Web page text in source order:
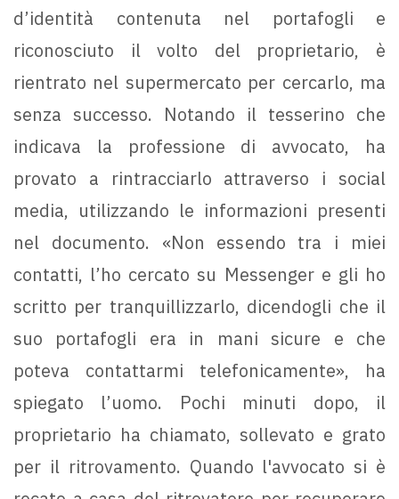
d’identità contenuta nel portafogli e
riconosciuto il volto del proprietario, è
rientrato nel supermercato per cercarlo, ma
senza successo. Notando il tesserino che
indicava la professione di avvocato, ha
provato a rintracciarlo attraverso i social
media, utilizzando le informazioni presenti
nel documento. «Non essendo tra i miei
contatti, l’ho cercato su Messenger e gli ho
scritto per tranquillizzarlo, dicendogli che il
suo portafogli era in mani sicure e che
poteva contattarmi telefonicamente», ha
spiegato l’uomo. Pochi minuti dopo, il
proprietario ha chiamato, sollevato e grato
per il ritrovamento. Quando l'avvocato si è